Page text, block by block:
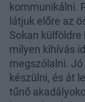
kommunikálni.
látjuk előre az
Sokan
milyen kihívás
megszólalni.
készülni, és át
tűnő